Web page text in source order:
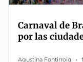
Carnaval de
por las
Agustina Fontirroig